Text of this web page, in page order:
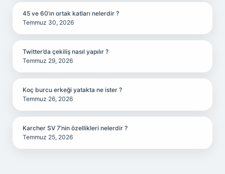
45 ve 60’ın ortak katları nelerdir ?
Temmuz 30, 2026
Twitter’da çekiliş nasıl yapılır ?
Temmuz 29, 2026
Koç burcu erkeği yatakta ne ister ?
Temmuz 26, 2026
Karcher SV 7’nin özellikleri nelerdir ?
Temmuz 25, 2026